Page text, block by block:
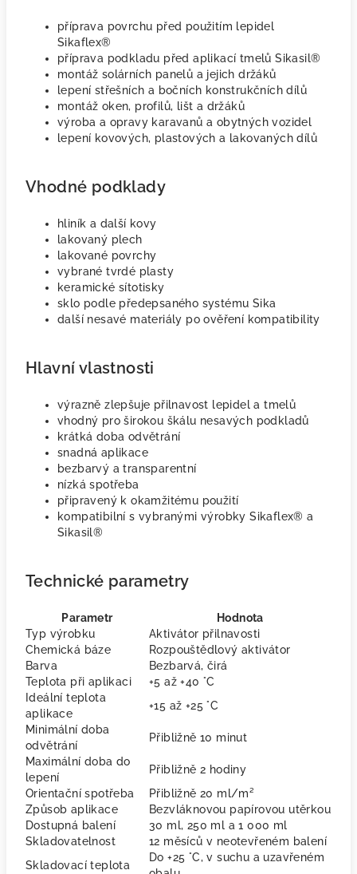
příprava povrchu před použitím lepidel
Sikaflex®
příprava podkladu před aplikací tmelů Sikasil®
montáž solárních panelů a jejich držáků
lepení střešních a bočních konstrukčních dílů
montáž oken, profilů, lišt a držáků
výroba a opravy karavanů a obytných vozidel
lepení kovových, plastových a lakovaných dílů
Vhodné podklady
hliník a další kovy
lakovaný plech
lakované povrchy
vybrané tvrdé plasty
keramické sítotisky
sklo podle předepsaného systému Sika
další nesavé materiály po ověření kompatibility
Hlavní vlastnosti
výrazně zlepšuje přilnavost lepidel a tmelů
vhodný pro širokou škálu nesavých podkladů
krátká doba odvětrání
snadná aplikace
bezbarvý a transparentní
nízká spotřeba
připravený k okamžitému použití
kompatibilní s vybranými výrobky Sikaflex® a
Sikasil®
Technické parametry
Parametr
Hodnota
Typ výrobku
Aktivátor přilnavosti
Chemická báze
Rozpouštědlový aktivátor
Barva
Bezbarvá, čirá
Teplota při aplikaci
+5 až +40 °C
Ideální teplota
aplikace
+15 až +25 °C
Minimální doba
odvětrání
Přibližně 10 minut
Maximální doba do
lepení
Přibližně 2 hodiny
Orientační spotřeba
Přibližně 20 ml/m²
Způsob aplikace
Bezvláknovou papírovou utěrkou
Dostupná balení
30 ml, 250 ml a 1 000 ml
Skladovatelnost
12 měsíců v neotevřeném balení
Skladovací teplota
Do +25 °C, v suchu a uzavřeném